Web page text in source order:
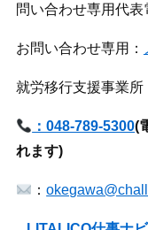
問い合わせ専用代表
お問い合わせ専用：
就労移行支援事
：048-789-5300(
れます)
：